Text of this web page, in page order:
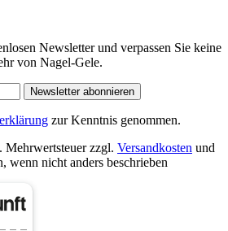
Newsletter und verpassen Sie keine
von Nagel-Gele.
Newsletter abonnieren
zur Kenntnis genommen.
Mehrwertsteuer zzgl. Versandkosten und
wenn nicht anders beschrieben